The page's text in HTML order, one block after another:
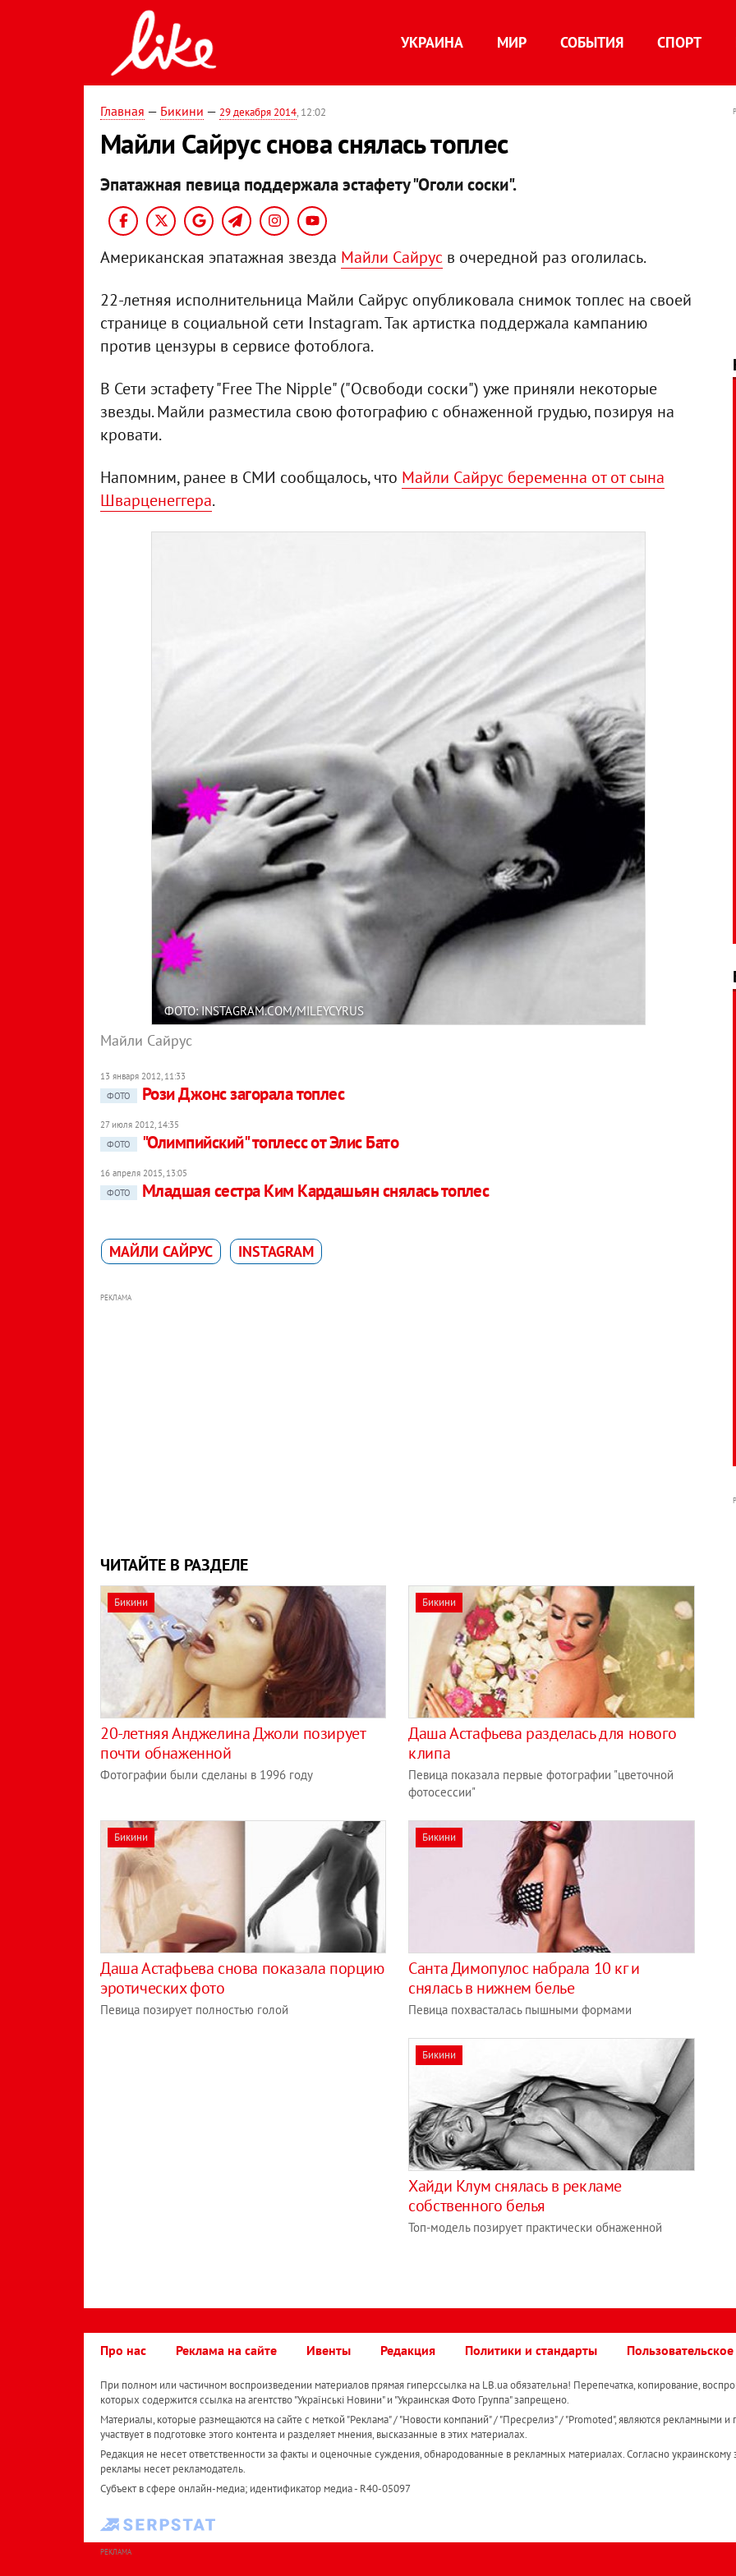
УКРАИНА МИР СОБЫТИЯ СПОРТ
Главная — Бикини — 29 декабря 2014, 12:02
Майли Сайрус снова снялась топлес
Эпатажная певица поддержала эстафету "Оголи соски".
Американская эпатажная звезда Майли Сайрус в очередной раз оголилась.
22-летняя исполнительница Майли Сайрус опубликовала снимок топлес на своей
странице в социальной сети Instagram. Так артистка поддержала кампанию
против цензуры в сервисе фотоблога.
В Сети эстафету "Free The Nipple" ("Освободи соски") уже приняли некоторые
звезды. Майли разместила свою фотографию с обнаженной грудью, позируя на
кровати.
Напомним, ранее в СМИ сообщалось, что Майли Сайрус беременна от от сына
Шварценеггера.
ФОТО: INSTAGRAM.COM/MILEYCYRUS
Майли Сайрус
13 января 2012, 11:33
ФОТО
Рози Джонс загорала топлес
27 июля 2012, 14:35
ФОТО
"Олимпийский" топлесс от Элис Бато
16 апреля 2015, 13:05
ФОТО
Младшая сестра Ким Кардашьян снялась топлес
МАЙЛИ САЙРУС INSTAGRAM
РЕКЛАМА
ЧИТАЙТЕ В РАЗДЕЛЕ
Бикини
20-летняя Анджелина Джоли позирует
почти обнаженной
Фотографии были сделаны в 1996 году
Бикини
Даша Астафьева разделась для нового
клипа
Певица показала первые фотографии "цветочной
фотосессии"
Бикини
Даша Астафьева снова показала порцию
эротических фото
Певица позирует полностью голой
Бикини
Санта Димопулос набрала 10 кг и
снялась в нижнем белье
Певица похвасталась пышными формами
Бикини
Хайди Клум снялась в рекламе
собственного белья
Топ-модель позирует практически обнаженной
Про нас Реклама на сайте Ивенты Редакция Политики и стандарты
При полном или частичном воспроизведении материалов прямая гиперссылка на LB.ua обязательна! Перепечатка, копирование,
которых содержится ссылка на агентство "Українськi Новини" и "Украинская Фото Группа" запрещено.
Материалы, которые размещаются на сайте с меткой "Реклама" / "Новости компаний" / "Пресрелиз" / "Promoted", являются рекламными и
участвует в подготовке этого контента и разделяет мнения, высказанные в этих материалах.
Редакция не несет ответственности за факты и оценочные суждения, обнародованные в рекламных материалах. Согласно украинскому
рекламы несет рекламодатель.
Субъект в сфере онлайн-медиа; идентификатор медиа - R40-05097
РЕКЛАМА